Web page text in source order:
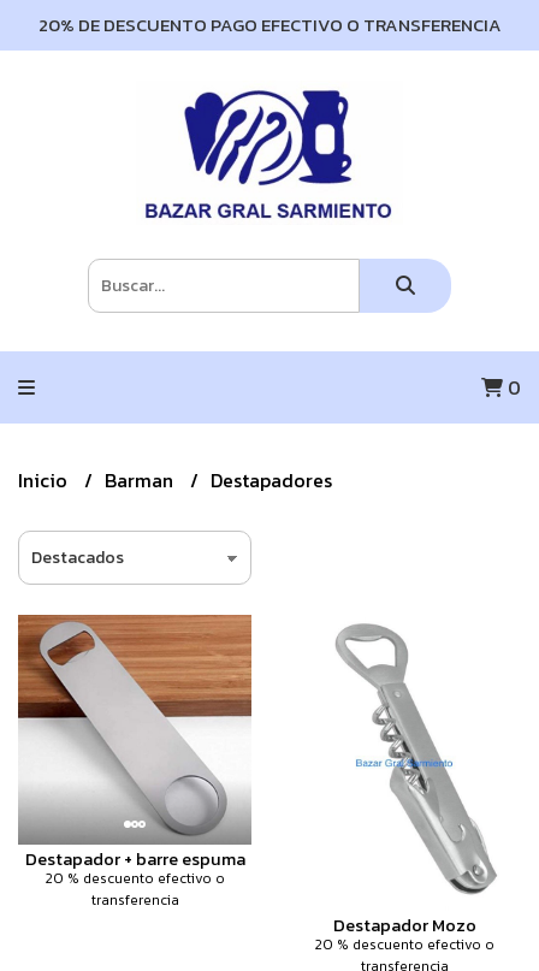
20% DE DESCUENTO PAGO EFECTIVO O TRANSFERENCIA
0
Inicio Barman Destapadores
Destapador + barre espuma
20 % descuento efectivo o
transferencia
Destapador Mozo
20 % descuento efectivo o
transferencia